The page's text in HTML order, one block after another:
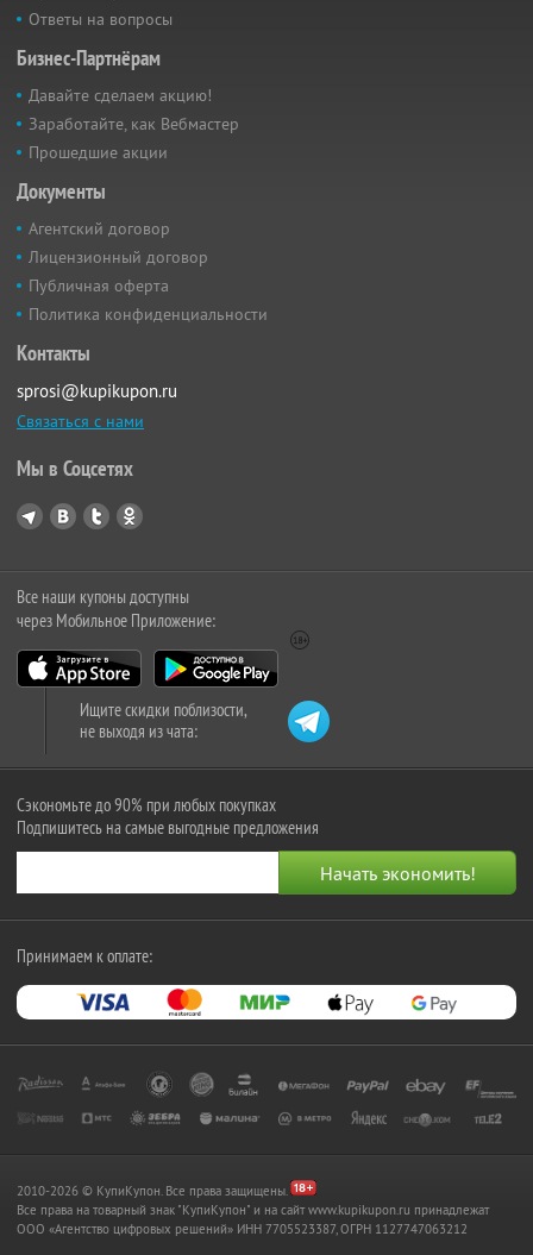
Ответы на вопросы
Бизнес-Партнёрам
Давайте сделаем акцию!
Заработайте, как Вебмастер
Прошедшие акции
Документы
Агентский договор
Лицензионный договор
Публичная оферта
Политика конфиденциальности
Контакты
sprosi@kupikupon.ru
Связаться с нами
Мы в Соцсетях
Все наши купоны доступны
через Мобильное Приложение:
Ищите скидки поблизости,
не выходя из чата:
Сэкономьте до 90% при любых покупках
Подпишитесь на самые выгодные предложения
Принимаем к оплате:
2010-2026 © КупиКупон. Все права защищены.
Все права на товарный знак "КупиКупон" и на сайт www.kupikupon.ru принадлежат
OOO «Агентство цифровых решений» ИНН 7705523387, ОГРН 1127747063212